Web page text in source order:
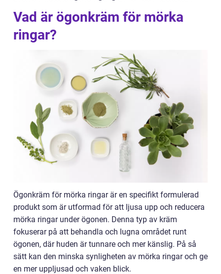
Vad är ögonkräm för mörka
ringar?
Ögonkräm för mörka ringar är en specifikt formulerad
produkt som är utformad för att ljusa upp och reducera
mörka ringar under ögonen. Denna typ av kräm
fokuserar på att behandla och lugna området runt
ögonen, där huden är tunnare och mer känslig. På så
sätt kan den minska synligheten av mörka ringar och ge
en mer uppljusad och vaken blick.